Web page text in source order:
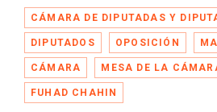
CÁMARA DE DIPUTADAS Y
DIPUTADOS OPOSICIÓN
CÁMARA MESA DE LA
FUHAD CHAHIN